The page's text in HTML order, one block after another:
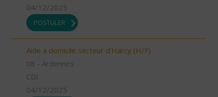
04/12/2025
POSTULER
Aide à domicile secteur d'Harcy (H/F)
08 - Ardennes
CDI
04/12/2025